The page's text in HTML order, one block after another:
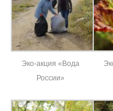
Эко-акция «Вода
России»